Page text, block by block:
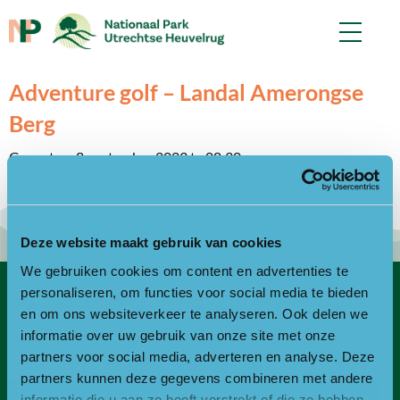
Deze website maakt gebruik van cookies
We gebruiken cookies om content en advertenties te
personaliseren, om functies voor social media te bieden
en om ons websiteverkeer te analyseren. Ook delen we
informatie over uw gebruik van onze site met onze
partners voor social media, adverteren en analyse. Deze
partners kunnen deze gegevens combineren met andere
Adventure golf – Landal Amerongse
Berg
Gepost op 8 september 2023 te 08:30.
Contact
Bezoekadres
Bezoek- en postadres: